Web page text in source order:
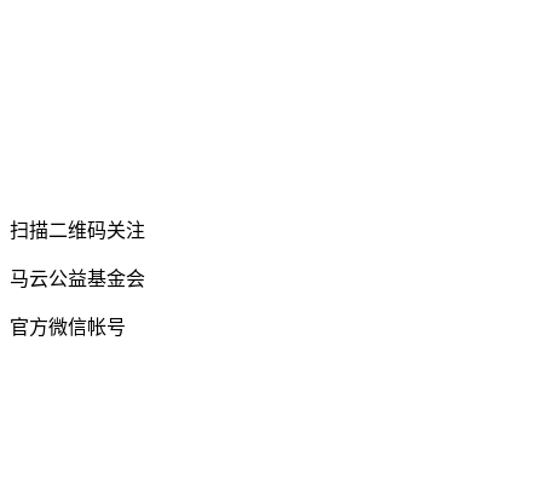
扫描二维码关注
马云公益基金会
官方微信帐号